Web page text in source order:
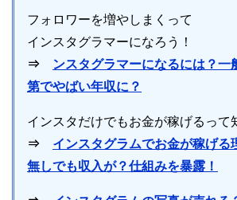
フォロワーを増やしまくって
インスタグラマーになろう！
⇒
ンスタグラマーになるには？一
第でやばい年収に？
インスタだけでもお金が稼げるって
⇒ インスタグラムでお金が稼げる
無しでも収入が？仕組みを暴露！